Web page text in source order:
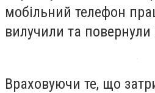
мобільний телефон
вилучили та повернули
Враховуючи те, що